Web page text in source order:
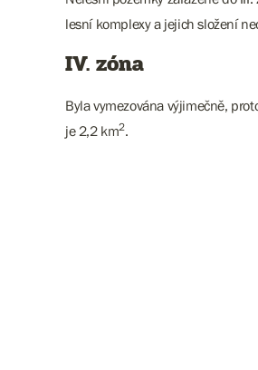
lesní komplexy a jejich složení
IV. zóna
Byla vymezována výjimečně,
je 2,2 km2.